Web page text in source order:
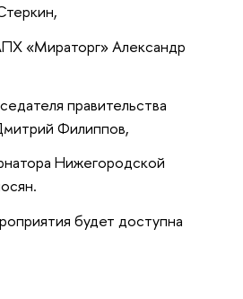
«Мираторг» Александр
правительства
Филиппов,
Нижегородской
будет доступна